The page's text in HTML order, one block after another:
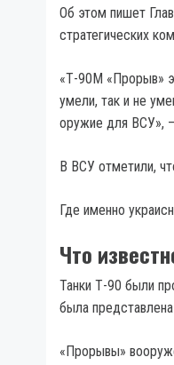
Об этом пишет
стратегических
«Т-90М «Прорыв»
умели, так и не
оружие для ВСУ»,
В ВСУ отметили,
Где именно
Что
Танки Т-90 были
была
«Прорывы»